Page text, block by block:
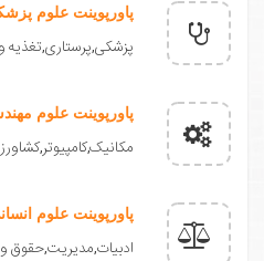
پاورپوینت علوم
پزشکی,پرستاری,تغذیه
پاورپوینت علوم
پاورپوینت علوم
ادبیات,مدیریت,حقوق